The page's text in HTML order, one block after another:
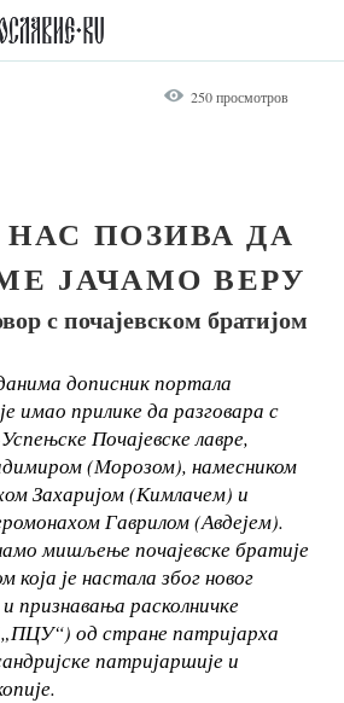
250 просмотров
ПОЗИВА ДА
ЈАЧАМО ВЕРУ
с почајевском братијом
дописник портала
имао прилике да разговара с
Почајевске лавре,
(Морозом), намесником
Захаријом (Кимлачем) и
Гаврилом (Авдејем).
мишљење почајевске братије
која је настала због новог
признавања расколничке
од стране патријарха
патријаршије и